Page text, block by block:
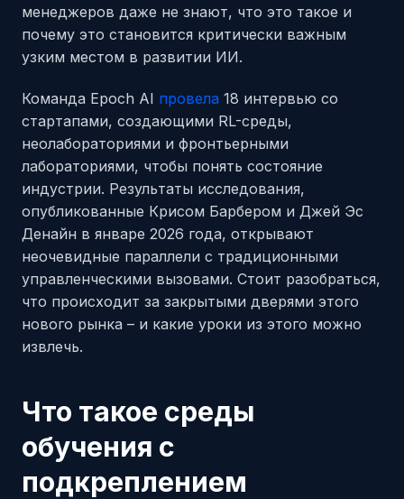
менеджеров даже не знают, что это такое и
почему это становится критически важным
узким местом в развитии ИИ.
Команда Epoch AI провела 18 интервью со
стартапами, создающими RL-среды,
неолабораториями и фронтьерными
лабораториями, чтобы понять состояние
индустрии. Результаты исследования,
опубликованные Крисом Барбером и Джей Эс
Денайн в январе 2026 года, открывают
неочевидные параллели с традиционными
управленческими вызовами. Стоит разобраться,
что происходит за закрытыми дверями этого
нового рынка – и какие уроки из этого можно
извлечь.
Что такое среды
обучения с
подкреплением